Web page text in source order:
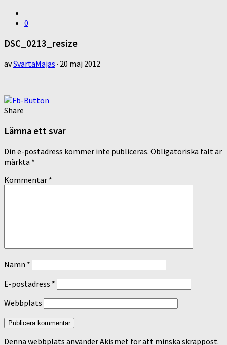
0
DSC_0213_resize
avSvartaMajas · 20 maj 2012
Share
Lämna ett svar
Din e-postadress kommer inte publiceras. Obligatoriska fält är
märkta *
Kommentar *
Namn *
E-postadress *
Webbplats
Denna webbplats använder Akismet för att minska skräppost.